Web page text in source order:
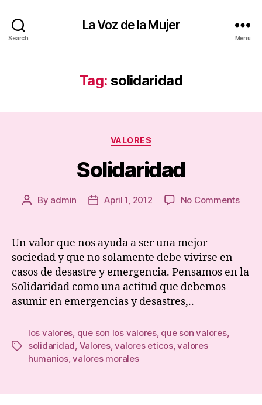
Search
La Voz de la Mujer
Menu
Tag: solidaridad
Categories
VALORES
Solidaridad
Post
By admin
PostApril 1, 2012 No Commentson
Un valor que nos ayuda a ser una mejor
sociedad y que no solamente debe vivirse en
casos de desastre y emergencia. Pensamos en la
Solidaridad como una actitud que debemos
asumir en emergencias y desastres,..
Tags
los valores que son los valores, que son valores,
solidaridad Valores,valores eticos,valores
humanios,valores morales